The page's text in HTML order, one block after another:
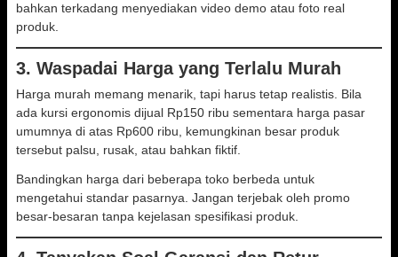
bahkan terkadang menyediakan video demo atau foto real
produk.
3. Waspadai Harga yang Terlalu Murah
Harga murah memang menarik, tapi harus tetap realistis. Bila
ada kursi ergonomis dijual Rp150 ribu sementara harga pasar
umumnya di atas Rp600 ribu, kemungkinan besar produk
tersebut palsu, rusak, atau bahkan fiktif.
Bandingkan harga dari beberapa toko berbeda untuk
mengetahui standar pasarnya. Jangan terjebak oleh promo
besar-besaran tanpa kejelasan spesifikasi produk.